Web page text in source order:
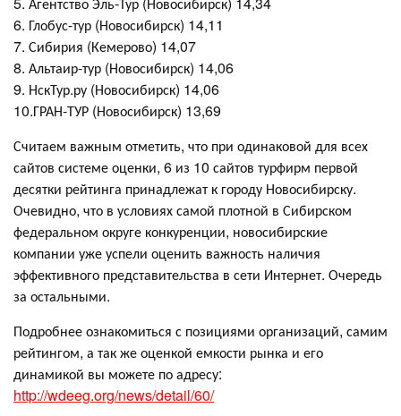
6. Глобус-тур (Новосибирск) 14,11
7. Сибирия (Кемерово) 14,07
8. Альтаир-тур (Новосибирск) 14,06
9. НскТур.ру (Новосибирск) 14,06
10.ГРАН-ТУР (Новосибирск) 13,69
Считаем важным отметить, что при одинаковой для всех
сайтов системе оценки, 6 из 10 сайтов турфирм первой
десятки рейтинга принадлежат к городу Новосибирску.
Очевидно, что в условиях самой плотной в Сибирском
федеральном округе конкуренции, новосибирские
компании уже успели оценить важность наличия
эффективного представительства в сети Интернет. Очередь
за остальными.
Подробнее ознакомиться с позициями организаций, самим
рейтингом, а так же оценкой емкости рынка и его
динамикой вы можете по адресу:
http://wdeeg.org/news/detail/60/